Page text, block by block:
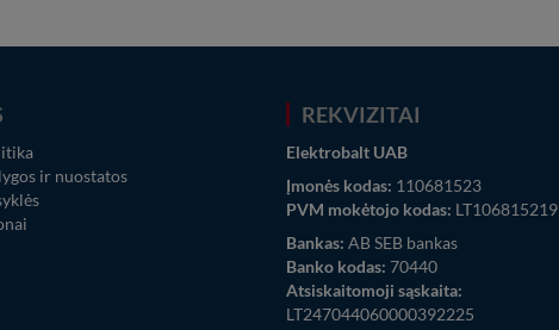
ir nuostatos
REKVIZITAI
Elektrobalt UAB
Įmonės kodas: 110681523
PVM mokėtojo kodas: LT106815219
Bankas: AB SEB bankas
Banko kodas: 70440
Atsiskaitomoji sąskaita:
LT247044060000392225